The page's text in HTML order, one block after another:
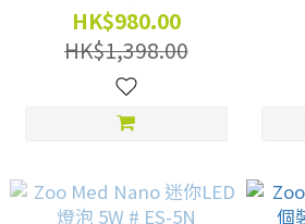
LUV
HK$980.00
HK$1,398.00